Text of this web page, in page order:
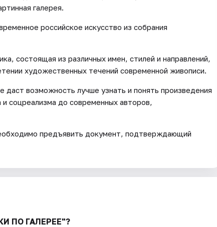
галерея.
российское искусство из собрания
состоящая из различных имен, стилей и направлений,
художественных течений современной живописи.
даст возможность лучше узнать и понять произведения
соцреализма до современных авторов,
предъявить документ, подтверждающий
ПО ГАЛЕРЕЕ"?